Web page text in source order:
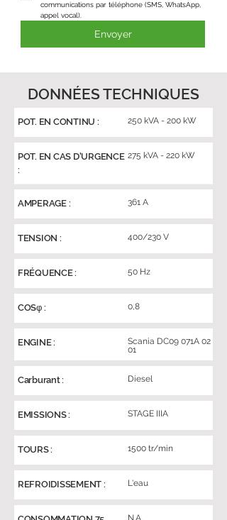
communications par téléphone (SMS, WhatsApp,
appel vocal).
Envoyer
DONNÉES TECHNIQUES
POT. EN CONTINU : 250 kVA - 200 kW
POT. EN CAS D'URGENCE
:
275 kVA - 220 kW
AMPERAGE : 361 A
TENSION : 400/230 V
FRÉQUENCE : 50 Hz
COSφ : 0,8
ENGINE :
Scania DC09 071A 02
01
Carburant : Diesel
EMISSIONS : STAGE IIIA
TOURS : 1500 tr/min
REFROIDISSEMENT : L'eau
N.A.